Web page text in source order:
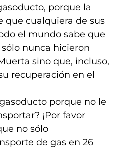
porque la
que cualquiera de sus
el mundo sabe que
nunca hicieron
sino que, incluso,
recuperación en el
porque no le
¡Por favor
no sólo
de gas en 26